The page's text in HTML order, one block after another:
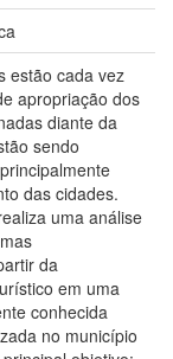
estão cada vez
apropriação dos
diante da
sendo
das cidades.
uma análise
da
em uma
conhecida
no município